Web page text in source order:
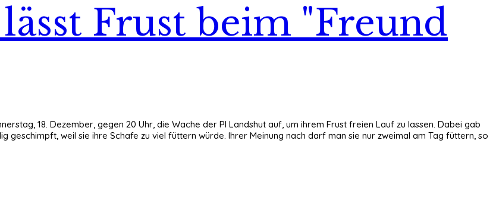
Frust beim "Freund
18. Dezember, gegen 20 Uhr, die Wache der PI Landshut auf, um ihrem Frust freien Lauf zu lassen. Dabei gab
geschimpft, weil sie ihre Schafe zu viel füttern würde. Ihrer Meinung nach darf man sie nur zweimal am Tag füttern, so